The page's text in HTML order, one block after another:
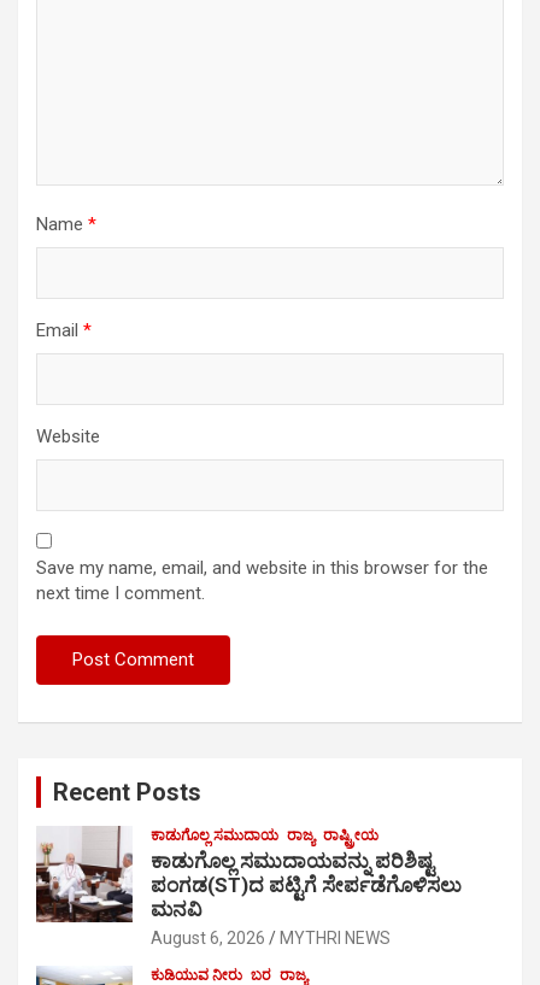
Name *
Email *
Website
Save my name, email, and website in this browser for the
next time I comment.
Recent Posts
ಕಾಡುಗೊಲ್ಲ ಸಮುದಾಯ ರಾಜ್ಯ ರಾಷ್ಟ್ರೀಯ
ಕಾಡುಗೊಲ್ಲ ಸಮುದಾಯವನ್ನು ಪರಿಶಿಷ್ಟ
ಪಂಗಡ(ST)ದ ಪಟ್ಟಿಗೆ ಸೇರ್ಪಡೆಗೊಳಿಸಲು
ಮನವಿ
August 6, 2026 MYTHRI NEWS
ಕುಡಿಯುವ ನೀರು ಬರ ರಾಜ್ಯ